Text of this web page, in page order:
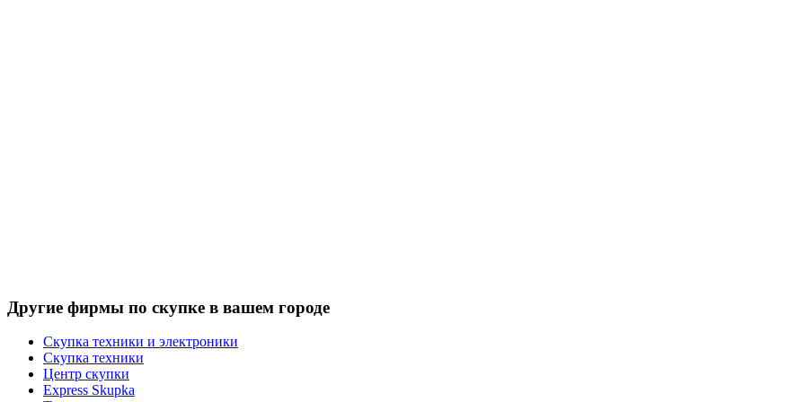
Другие фирмы по скупке в вашем городе
Скупка техники и электроники
Скупка техники
Центр скупки
Express Skupka